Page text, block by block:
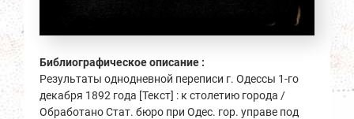
Библиографическое описание :
Результаты однодневной переписи г. Одессы 1-го
декабря 1892 года [Текст] : к столетию города /
Обработано Стат. бюро при Одес. гор. управе под